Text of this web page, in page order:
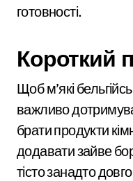
готовності.
Короткий
Щоб м’які
важливо
брати продукти
додавати зайве
тісто занадто